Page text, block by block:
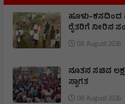
ರೈತರಿಗೆ ನೀರಿನ
08 August 2026
ನೂತನ ಸಚಿವ
ಸ್ವಾಗತ
08 August 2026